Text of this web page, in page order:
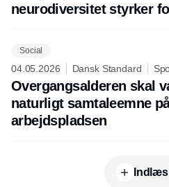
neurodiversitet styrker
Social
04.05.2026 Dansk Standard
Overgangsalderen skal
naturligt samtaleemne
arbejdspladsen